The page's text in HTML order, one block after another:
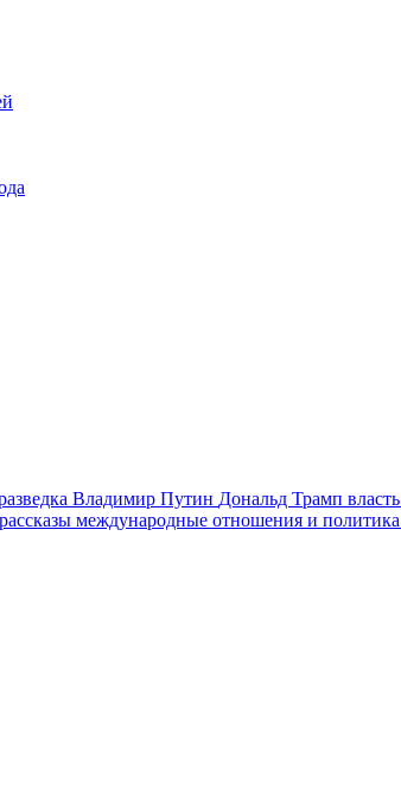
Владимир Путин Дональд Трамп власть
международные отношения и политика